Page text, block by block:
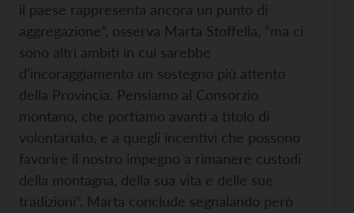
il paese rappresenta ancora un punto di
aggregazione”, osserva Marta Stoffella, “ma ci
sono altri ambiti in cui sarebbe
d’incoraggiamento un sostegno più attento
della Provincia. Pensiamo al Consorzio
montano, che portiamo avanti a titolo di
volontariato, e a quegli incentivi che possono
favorire il nostro impegno a rimanere custodi
della montagna, della sua vita e delle sue
tradizioni”. Marta conclude segnalando però